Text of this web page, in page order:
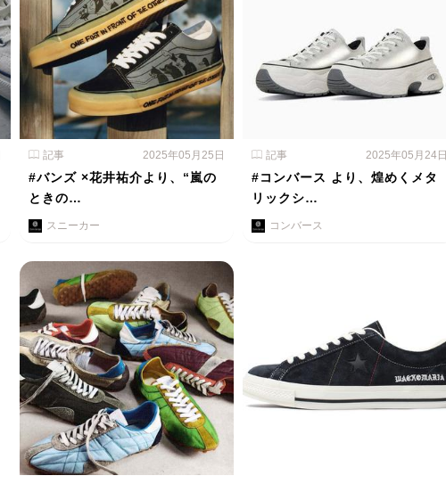
記事 2025年05月25日
#バンズ ×花井祐介より、“嵐の
ときの…
スニーカー
記事 2025年05月24日
#コンバース より、煌めくメタ
リックシ…
コンバース